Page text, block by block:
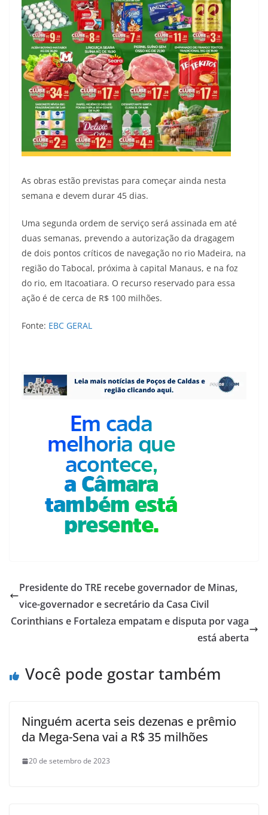
As obras estão previstas para começar ainda nesta
semana e devem durar 45 dias.
Uma segunda ordem de serviço será assinada em até
duas semanas, prevendo a autorização da dragagem
de dois pontos críticos de navegação no rio Madeira, na
região do Tabocal, próxima à capital Manaus, e na foz
do rio, em Itacoatiara. O recurso reservado para essa
ação é de cerca de R$ 100 milhões.
Fonte: EBC GERAL
Presidente do TRE recebe governador de Minas,
vice-governador e secretário da Casa Civil
Corinthians e Fortaleza empatam e disputa por vaga
está aberta
Você pode gostar também
Ninguém acerta seis dezenas e prêmio
da Mega-Sena vai a R$ 35 milhões
20 de setembro de 2023